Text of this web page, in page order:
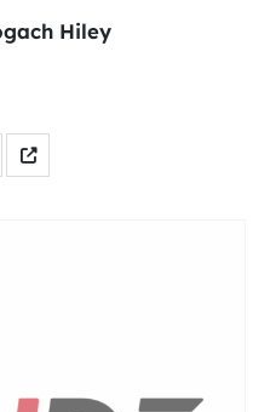
Hiley